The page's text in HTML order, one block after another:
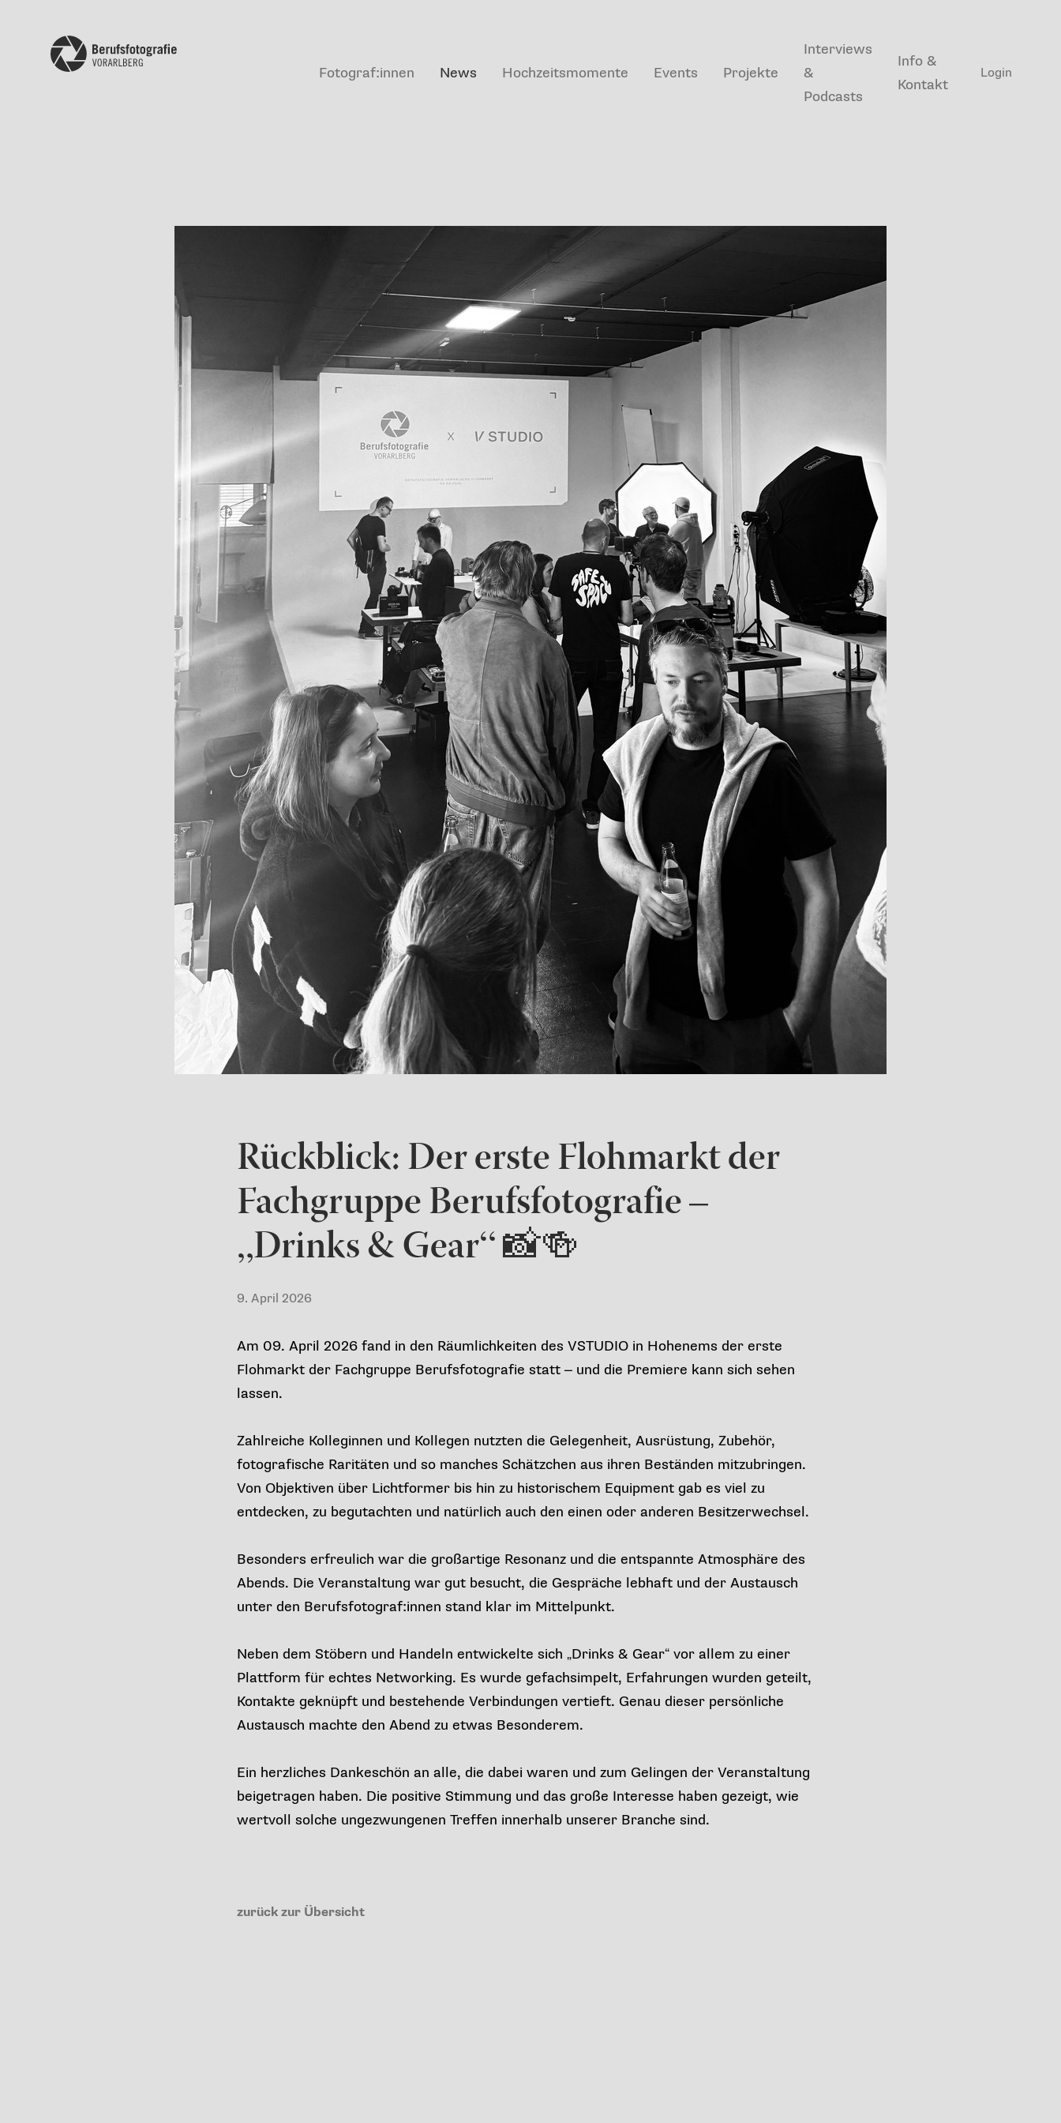
Fotograf:innen News Hochzeitsmomente Events Projekte
Interviews
&
Podcasts
Info &
Kontakt
Login
Rückblick: Der erste Flohmarkt der
Fachgruppe Berufsfotografie –
„Drinks & Gear“ 📸🍻
9. April 2026
Am 09. April 2026 fand in den Räumlichkeiten des VSTUDIO in Hohenems der erste
Flohmarkt der Fachgruppe Berufsfotografie statt – und die Premiere kann sich sehen
lassen.
Zahlreiche Kolleginnen und Kollegen nutzten die Gelegenheit, Ausrüstung, Zubehör,
fotografische Raritäten und so manches Schätzchen aus ihren Beständen mitzubringen.
Von Objektiven über Lichtformer bis hin zu historischem Equipment gab es viel zu
entdecken, zu begutachten und natürlich auch den einen oder anderen Besitzerwechsel.
Besonders erfreulich war die großartige Resonanz und die entspannte Atmosphäre des
Abends. Die Veranstaltung war gut besucht, die Gespräche lebhaft und der Austausch
unter den Berufsfotograf:innen stand klar im Mittelpunkt.
Neben dem Stöbern und Handeln entwickelte sich „Drinks & Gear“ vor allem zu einer
Plattform für echtes Networking. Es wurde gefachsimpelt, Erfahrungen wurden geteilt,
Kontakte geknüpft und bestehende Verbindungen vertieft. Genau dieser persönliche
Austausch machte den Abend zu etwas Besonderem.
Ein herzliches Dankeschön an alle, die dabei waren und zum Gelingen der Veranstaltung
beigetragen haben. Die positive Stimmung und das große Interesse haben gezeigt, wie
wertvoll solche ungezwungenen Treffen innerhalb unserer Branche sind.
zurück zur Übersicht